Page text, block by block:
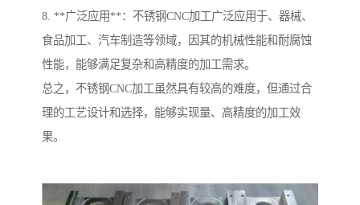
8. **广泛应用**：不锈钢CNC加工广泛应用于、器械、
食品加工、汽车制造等领域，因其的机械性能和耐腐蚀
性能，能够满足复杂和高精度的加工需求。
总之，不锈钢CNC加工虽然具有较高的难度，但通过合
理的工艺设计和选择，能够实现量、高精度的加工效
果。